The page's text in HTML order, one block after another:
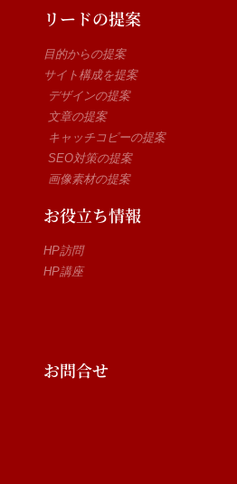
リードの提案
目的からの提案
サイト構成を提案
デザインの提案
文章の提案
キャッチコピーの提案
SEO対策の提案
画像素材の提案
お役立ち情報
HP訪問
HP講座
お問合せ